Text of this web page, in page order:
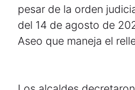
pesar de la orden
del 14 de agosto de
Aseo que maneja el